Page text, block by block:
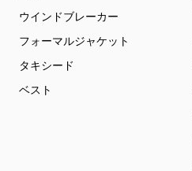
ウインドブレーカー
フォーマルジャケット
タキシード
ベスト